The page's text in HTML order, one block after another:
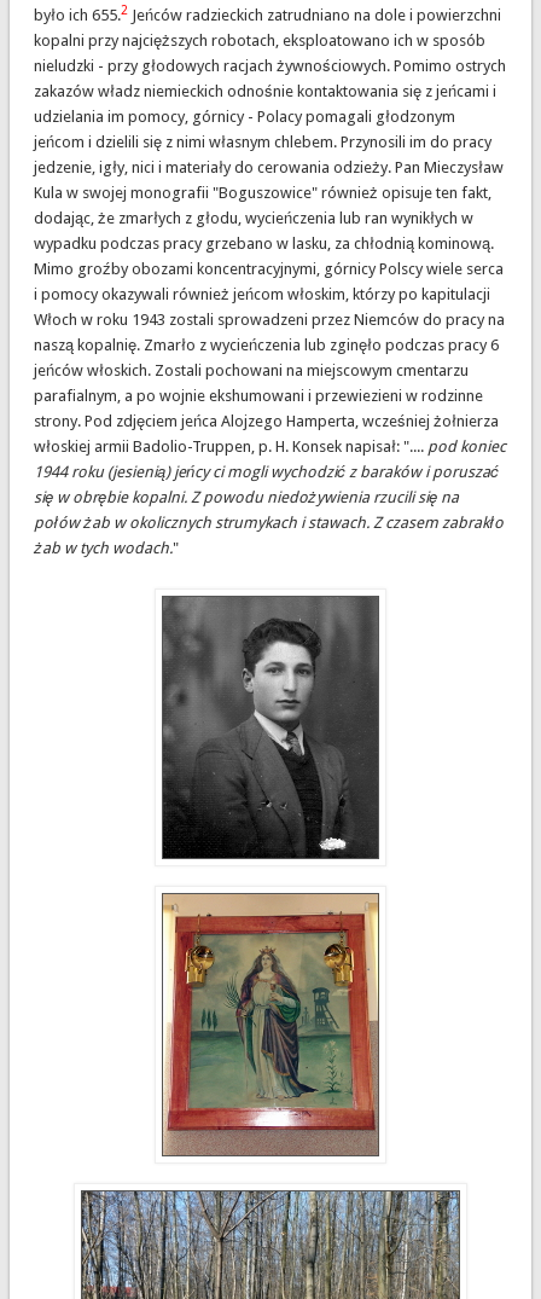
było ich 655.2Jeńców radzieckich zatrudniano na dole i powierzchni
kopalni przy najcięższych robotach, eksploatowano ich w sposób
nieludzki - przy głodowych racjach żywnościowych. Pomimo ostrych
zakazów władz niemieckich odnośnie kontaktowania się z jeńcami i
udzielania im pomocy, górnicy - Polacy pomagali głodzonym
jeńcom i dzielili się z nimi własnym chlebem. Przynosili im do pracy
jedzenie, igły, nici i materiały do cerowania odzieży. Pan Mieczysław
Kula w swojej monografii "Boguszowice" również opisuje ten fakt,
dodając, że zmarłych z głodu, wycieńczenia lub ran wynikłych w
wypadku podczas pracy grzebano w lasku, za chłodnią kominową.
Mimo groźby obozami koncentracyjnymi, górnicy Polscy wiele serca
i pomocy okazywali również jeńcom włoskim, którzy po kapitulacji
Włoch w roku 1943 zostali sprowadzeni przez Niemców do pracy na
naszą kopalnię. Zmarło z wycieńczenia lub zginęło podczas pracy 6
jeńców włoskich. Zostali pochowani na miejscowym cmentarzu
parafialnym, a po wojnie ekshumowani i przewiezieni w rodzinne
strony. Pod zdjęciem jeńca Alojzego Hamperta, wcześniej żołnierza
włoskiej armii Badolio-Truppen, p. H. Konsek napisał: ".... pod koniec
1944 roku (jesienią) jeńcy ci mogli wychodzić z baraków i poruszać
się w obrębie kopalni. Z powodu niedożywienia rzucili się na
połów żab w okolicznych strumykach i stawach. Z czasem zabrakło
żab w tych wodach."